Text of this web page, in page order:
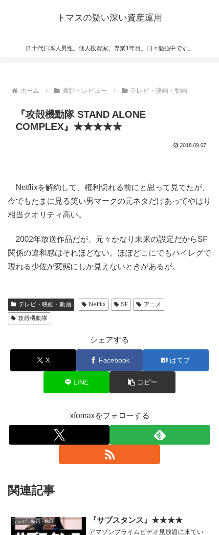
トマスの疑い深い資産運用
四十代日本人男性。個人投資家。専業1年目。日々勉強中です。
ホーム 書評・レビュー テレビ・映画・動画
『攻殻機動隊 STAND ALONE
COMPLEX』★★★★★
2018.09.07
Netflixを解約して、権利切れる前にと思って見てたが、
今でもたまに見る笑い男マークの元ネタだけあってやはり
相当クオリティ高い。
2002年放送作品だが、元々かなり未来の設定だからSF
関係の違和感はそれほどない。ほぼどこにでもハイレグで
現れる少佐が変態にしか見えないときがあるが。
テレビ・映画・動画 Netflix SF
アニメ
攻殻機動隊
シェアする
X Facebook はてブ
LINE コピー
xfomaxをフォローする
関連記事
テレビ・映画・動画 『サブスタンス』★★★★
アマゾンプライムビデオ見放題に来てい